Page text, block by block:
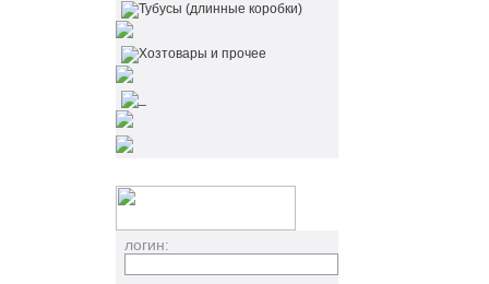
Тубусы (длинные коробки)
Хозтовары и прочее
логин: